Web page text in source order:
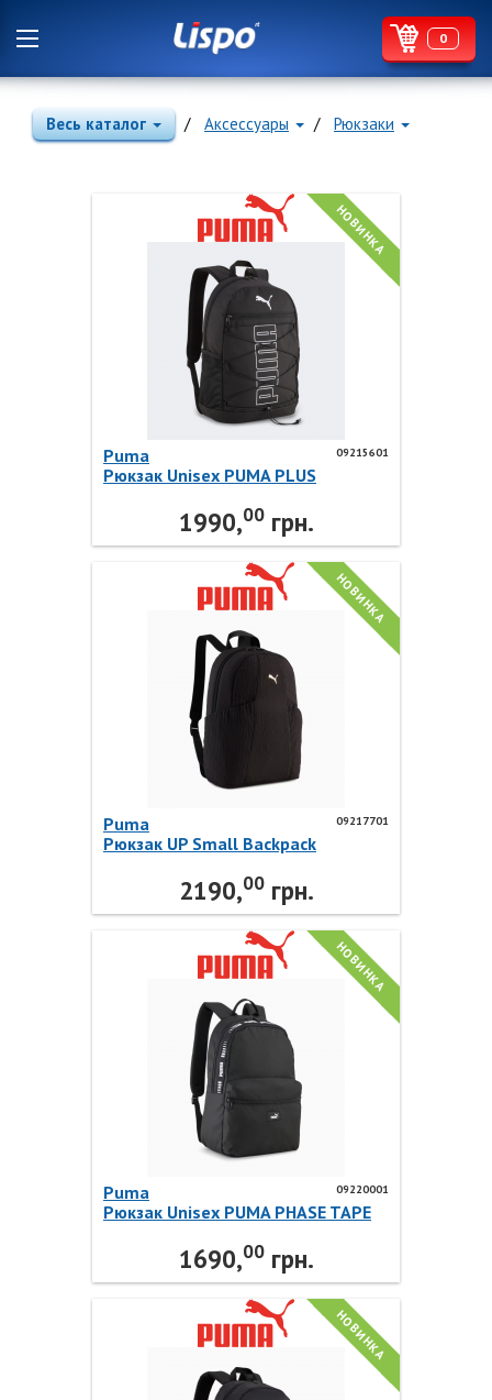
0
Весь каталог Аксессуары Рюкзаки
НОВИНКА
09215601
Puma
Рюкзак Unisex PUMA PLUS
1990,00грн.
НОВИНКА
09217701
Puma
Рюкзак UP Small Backpack
2190,00грн.
НОВИНКА
09220001
Puma
Рюкзак Unisex PUMA PHASE TAPE
1690,00грн.
НОВИНКА